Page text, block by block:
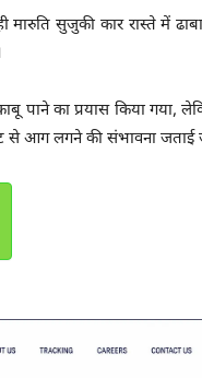
मारुति सुजुकी कार रास्ते में
पाने का प्रयास किया गया,
से आग लगने की संभावना जताई